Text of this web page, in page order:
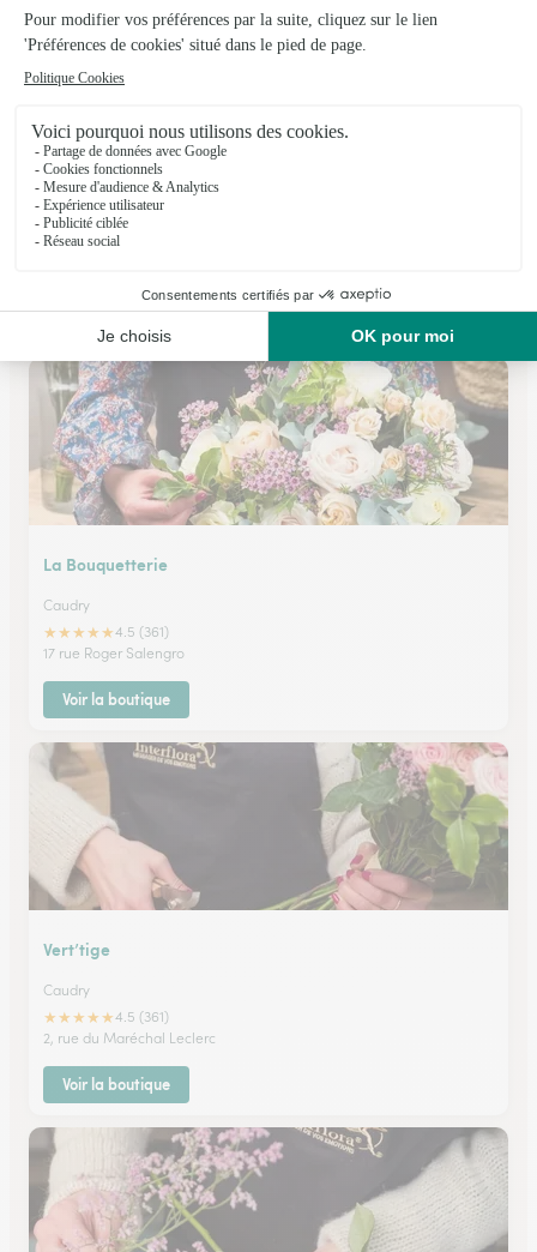
L’univers des Fleurs
Villers Outreaux
★★★★★4.6 (43)
Voir la boutique
La Bouquetterie
Caudry
★★★★★4.5 (361)
17 rue Roger Salengro
Voir la boutique
Vert’tige
Caudry
★★★★★4.5 (361)
2, rue du Maréchal Leclerc
Voir la boutique